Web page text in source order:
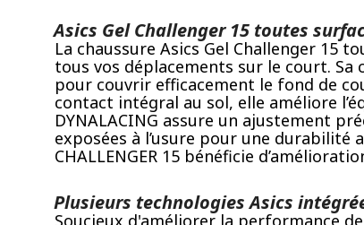
Asics Gel Challenger 15 toutes
La chaussure Asics Gel Challenger 15
tous vos déplacements sur le court.
pour couvrir efficacement le fond de
contact intégral au sol, elle améliore
DYNALACING assure un ajustement
exposées à l’usure pour une durabilité
CHALLENGER 15 bénéficie
Plusieurs technologies Asics
Soucieux d'améliorer la performance